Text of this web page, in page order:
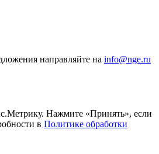
направляйте на info@nge.ru
Нажмите «Принять», если
в Политике обработки